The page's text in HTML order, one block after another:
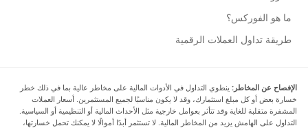
ما هو الفوركس؟
طريقة تداول العملات الرقمية
الإفصاح عن المخاطر: ينطوي التداول في الأدوات المالية على مخاطر عالية بما في ذلك خطر
خسارة بعض أو كل مبلغ استثمارك، وقد لا يكون مناسبًا لجميع المستثمرين. أسعار العملات
المشفرة متقلبة للغاية وقد تتأثر بعوامل خارجية مثل الأحداث المالية أو التنظيمية أو السياسية.
التداول على الهامش يزيد من المخاطر المالية. لا تستثمر أبدًا أموالًا لا يمكنك تحمل خسارتها،